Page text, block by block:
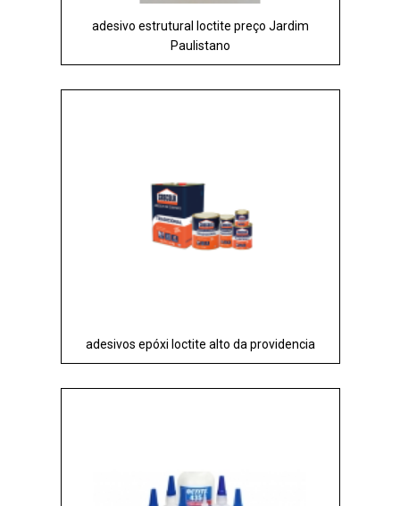
adesivo estrutural loctite preço Jardim
Paulistano
adesivos epóxi loctite alto da providencia